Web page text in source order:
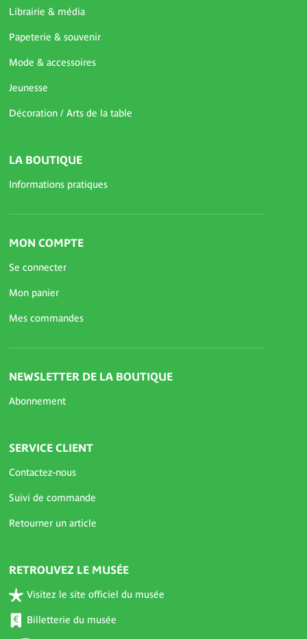
Librairie & média
Papeterie & souvenir
Mode & accessoires
Jeunesse
Décoration / Arts de la table
LA BOUTIQUE
Informations pratiques
MON COMPTE
Se connecter
Mon panier
Mes commandes
NEWSLETTER DE LA BOUTIQUE
Abonnement
SERVICE CLIENT
Contactez-nous
Suivi de commande
Retourner un article
RETROUVEZ LE MUSÉE
Visitez le site officiel du musée
Billetterie du musée